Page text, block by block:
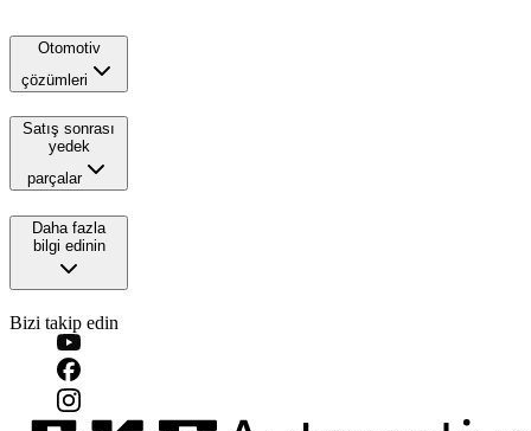
Otomotiv
çözümleri
Satış sonrası
yedek
parçalar
Daha fazla
bilgi edinin
Bizi takip edin